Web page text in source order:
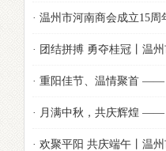
满举行
· 温州市河南商会成立15
落幕
· 团结拼搏 勇夺桂冠丨温
家节运动会！
· 重阳佳节、温情聚首 ——
塘公园茶话会及露营烧烤
· 月满中秋，共庆辉煌 ——
秋双节活动精彩纷呈
· 欢聚平阳 共庆端午丨温